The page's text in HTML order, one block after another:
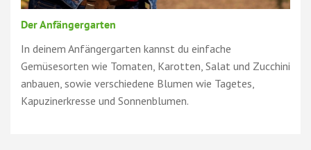
Der Anfängergarten
In deinem Anfängergarten kannst du einfache
Gemüsesorten wie Tomaten, Karotten, Salat und Zucchini
anbauen, sowie verschiedene Blumen wie Tagetes,
Kapuzinerkresse und Sonnenblumen.